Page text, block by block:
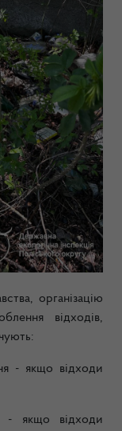
організацію
відходів,
- якщо відходи
- якщо відходи